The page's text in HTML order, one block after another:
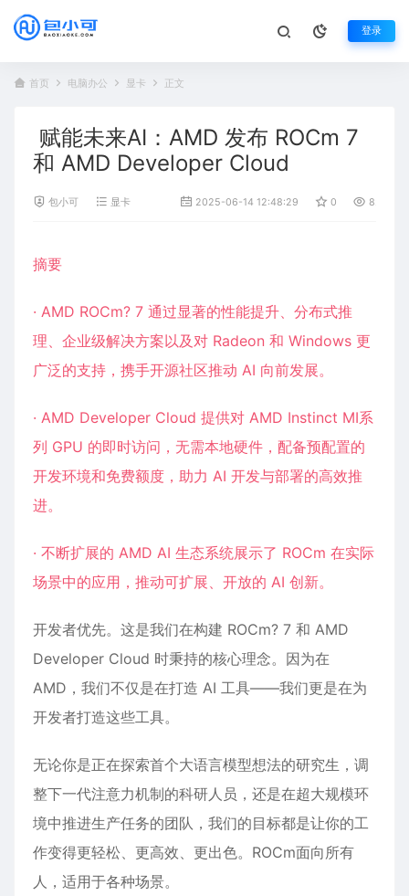
登录
首页 电脑办公 显卡 正文
赋能未来AI：AMD 发布 ROCm 7
和 AMD Developer Cloud
包小可 显卡 2025-06-14 12:48:29 0 829
摘要
· AMD ROCm? 7 通过显著的性能提升、分布式推
理、企业级解决方案以及对 Radeon 和 Windows 更
广泛的支持，携手开源社区推动 AI 向前发展。
· AMD Developer Cloud 提供对 AMD Instinct MI系
列 GPU 的即时访问，无需本地硬件，配备预配置的
开发环境和免费额度，助力 AI 开发与部署的高效推
进。
· 不断扩展的 AMD AI 生态系统展示了 ROCm 在实际
场景中的应用，推动可扩展、开放的 AI 创新。
开发者优先。这是我们在构建 ROCm? 7 和 AMD
Developer Cloud 时秉持的核心理念。因为在
AMD，我们不仅是在打造 AI 工具——我们更是在为
开发者打造这些工具。
无论你是正在探索首个大语言模型想法的研究生，调
整下一代注意力机制的科研人员，还是在超大规模环
境中推进生产任务的团队，我们的目标都是让你的工
作变得更轻松、更高效、更出色。ROCm面向所有
人，适用于各种场景。